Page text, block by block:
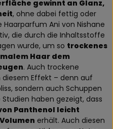
gewinnt an Glanz,
, ohne dabei fettig oder
Ani von Nishane
die durch die Inhaltsstoffe
wurde, um so trockenes
Haar dem
. Auch trockene
Effekt – denn auf
sondern auch Schuppen
haben gezeigt, dass
Panthenol leicht
erhält. Auch diesen